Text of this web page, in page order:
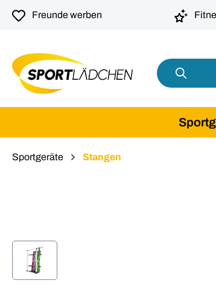
Zur Hauptnavigation springen
Freunde werben
Sportgeräte Stangen
Bildergalerie überspringen